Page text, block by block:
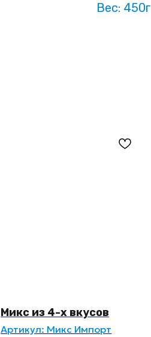
Вес: 450г
Микс из 4-х вкусов
Артикул: Микс Импорт